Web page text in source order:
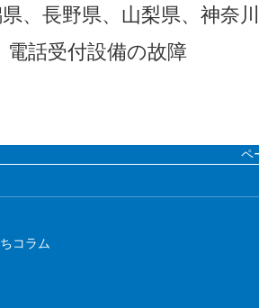
、長野県、山梨県、神奈
受付設備の故障
ペ
コラム